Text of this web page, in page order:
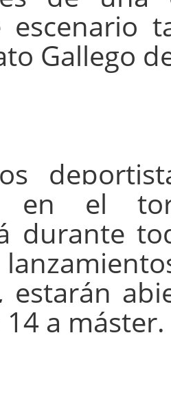
escenario
Gallego
en el
durante
estarán
14 a máster.